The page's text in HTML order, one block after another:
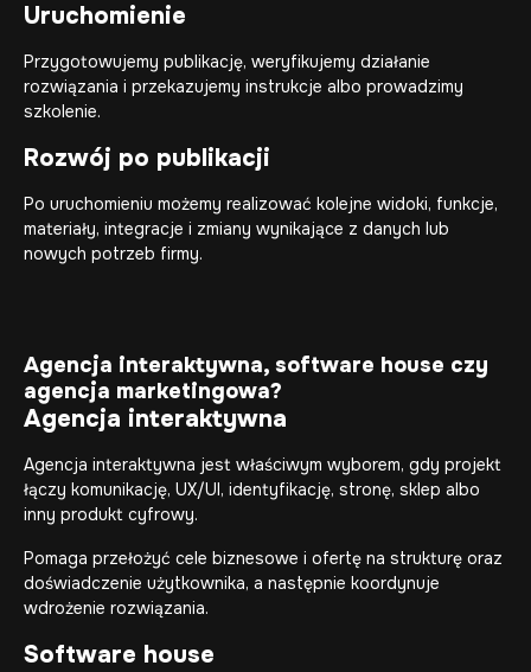
Uruchomienie
Przygotowujemy publikację, weryfikujemy działanie
rozwiązania i przekazujemy instrukcje albo prowadzimy
szkolenie.
Rozwój po publikacji
Po uruchomieniu możemy realizować kolejne widoki, funkcje,
materiały, integracje i zmiany wynikające z danych lub
nowych potrzeb firmy.
Agencja interaktywna, software house czy
agencja marketingowa?
Agencja interaktywna
Agencja interaktywna jest właściwym wyborem, gdy projekt
łączy komunikację, UX/UI, identyfikację, stronę, sklep albo
inny produkt cyfrowy.
Pomaga przełożyć cele biznesowe i ofertę na strukturę oraz
doświadczenie użytkownika, a następnie koordynuje
wdrożenie rozwiązania.
Software house